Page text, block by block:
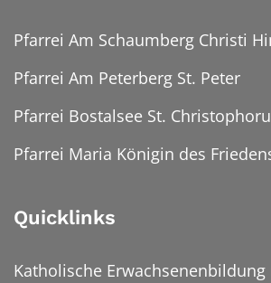
Pfarrei Am Schaumberg Christi
Pfarrei Am Peterberg St. Peter
Pfarrei Bostalsee St.
Pfarrei Maria Königin des
Quicklinks
Katholische Erwachsenenbildung